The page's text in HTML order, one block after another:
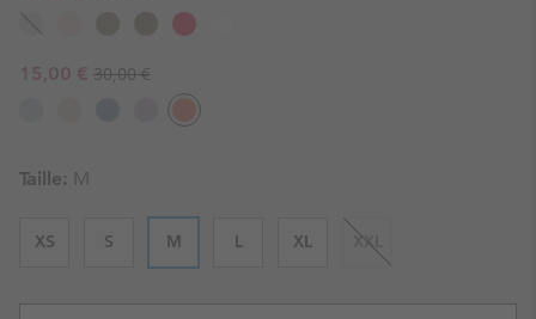
Sale price:
15,00 € Regular price:
30,00 €
Taille: M
XS S M L XL XXL